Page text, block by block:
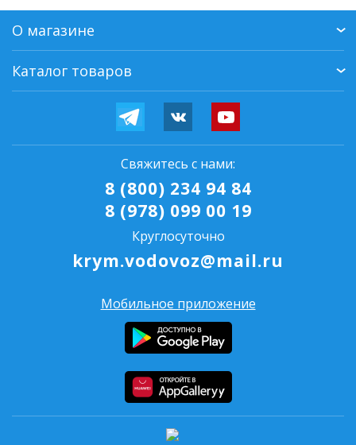
О магазине
Каталог товаров
Свяжитесь с нами:
8 (800) 234 94 84
8 (978) 099 00 19
Круглосуточно
krym.vodovoz@mail.ru
Мобильное приложение